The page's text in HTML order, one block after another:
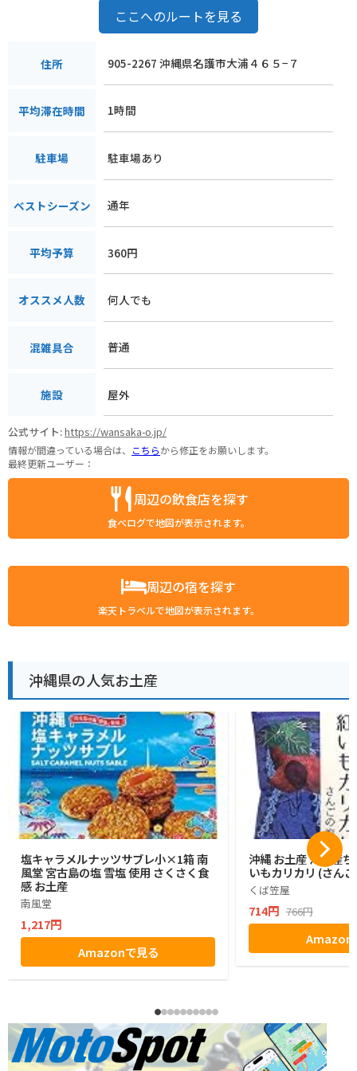
ここへのルートを見る
住所 905-2267 沖縄県名護市大浦４６５−７
平均滞在時間 1時間
駐車場 駐車場あり
ベストシーズン 通年
平均予算 360円
オススメ人数 何人でも
混雑具合 普通
施設 屋外
公式サイト:https://wansaka-o.jp/
情報が間違っている場合は、 こちらから修正をお願いします。
最終更新ユーザー：
周辺の飲食店を探す
食べログで地図が表示されます。
周辺の宿を探す
楽天トラベルで地図が表示されます。
沖縄県の人気お土産
塩キャラメルナッツサブレ小×1箱 南
風堂 宮古島の塩 雪塩 使用 さくさく食
感 お土産
南風堂
1,217円
Amazonで見る
沖縄 お土産 沖縄産
いもカリカリ (さん
くば笠屋
714円 766円
Amazon